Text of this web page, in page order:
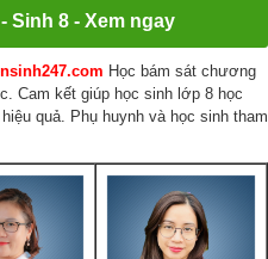
Sinh 8 - Xem ngay
Học bám sát chương
Cam kết giúp học sinh lớp 8 học
quả. Phụ huynh và học sinh tham